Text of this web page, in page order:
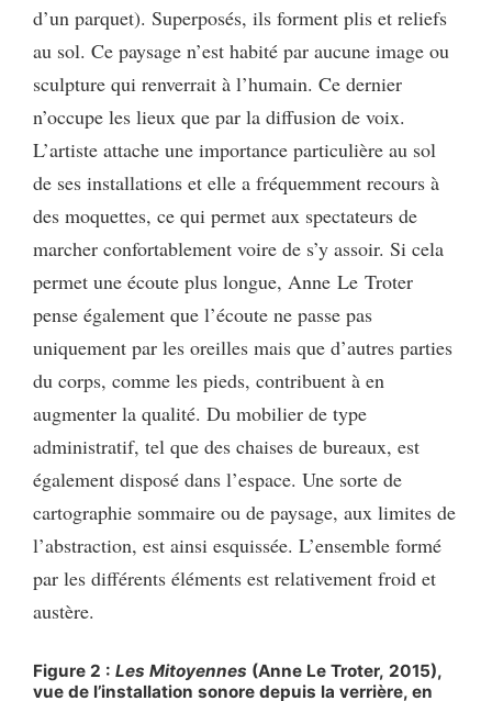
d’un parquet). Superposés, ils forment plis et reliefs
au sol. Ce paysage n’est habité par aucune image ou
sculpture qui renverrait à l’humain. Ce dernier
n’occupe les lieux que par la diffusion de voix.
L’artiste attache une importance particulière au sol
de ses installations et elle a fréquemment recours à
des moquettes, ce qui permet aux spectateurs de
marcher confortablement voire de s’y assoir. Si cela
permet une écoute plus longue, Anne Le Troter
pense également que l’écoute ne passe pas
uniquement par les oreilles mais que d’autres parties
du corps, comme les pieds, contribuent à en
augmenter la qualité. Du mobilier de type
administratif, tel que des chaises de bureaux, est
également disposé dans l’espace. Une sorte de
cartographie sommaire ou de paysage, aux limites de
l’abstraction, est ainsi esquissée. L’ensemble formé
par les différents éléments est relativement froid et
austère.
Figure 2 : Les Mitoyennes (Anne Le Troter, 2015),
vue de l’installation sonore depuis la verrière, en